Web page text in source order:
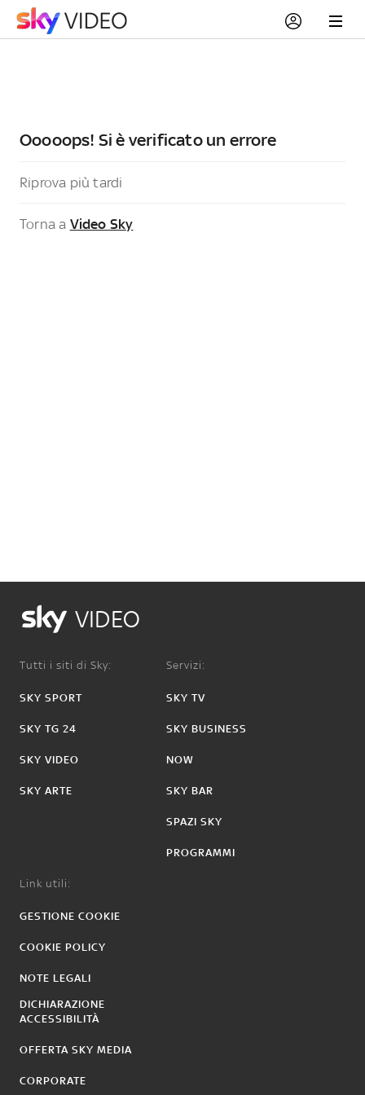
Ooooops! Si è verificato un errore
Riprova più tardi
Torna a Video Sky
VIDEO
Tutti i siti di Sky:
SKY SPORT
SKY TG 24
SKY VIDEO
SKY ARTE
Servizi:
SKY TV
SKY BUSINESS
NOW
SKY BAR
SPAZI SKY
PROGRAMMI
Link utili:
GESTIONE COOKIE
COOKIE POLICY
NOTE LEGALI
DICHIARAZIONE
ACCESSIBILITÀ
OFFERTA SKY MEDIA
CORPORATE